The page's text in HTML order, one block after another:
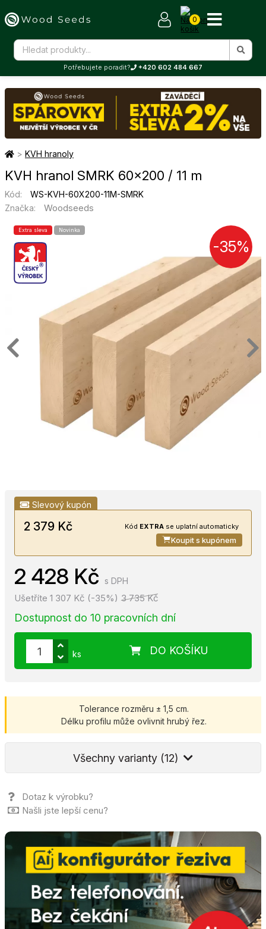
0
Potřebujete poradit? +420 602 484 667
> KVH hranoly
KVH hranol SMRK 60×200 / 11 m
Kód:
WS-KVH-60X200-11M-SMRK
Značka:
Woodseeds
Extra sleva Novinka
-35%
Slevový kupón
2 379 Kč Kód EXTRA se uplatní automaticky
Koupit s kupónem
2 428 Kč s DPH
3 735 Kč
Ušetříte 1 307 Kč (-35%)
Dostupnost do 10 pracovních dní
DO KOŠÍKU
ks
Tolerance rozměru ± 1,5 cm.
Délku profilu může ovlivnit hrubý řez.
Všechny varianty (12)
Dotaz k výrobku?
Našli jste lepší cenu?